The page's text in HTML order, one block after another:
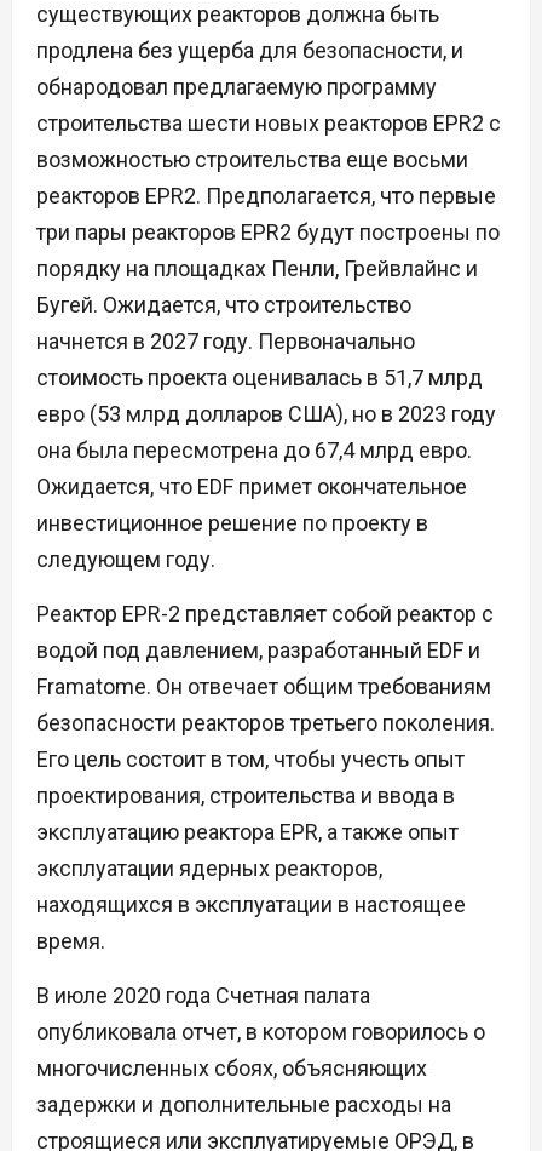
существующих реакторов должна быть
продлена без ущерба для безопасности, и
обнародовал предлагаемую программу
строительства шести новых реакторов EPR2 с
возможностью строительства еще восьми
реакторов EPR2. Предполагается, что первые
три пары реакторов EPR2 будут построены по
порядку на площадках Пенли, Грейвлайнс и
Бугей. Ожидается, что строительство
начнется в 2027 году. Первоначально
стоимость проекта оценивалась в 51,7 млрд
евро (53 млрд долларов США), но в 2023 году
она была пересмотрена до 67,4 млрд евро.
Ожидается, что EDF примет окончательное
инвестиционное решение по проекту в
следующем году.
Реактор EPR-2 представляет собой реактор с
водой под давлением, разработанный EDF и
Framatome. Он отвечает общим требованиям
безопасности реакторов третьего поколения.
Его цель состоит в том, чтобы учесть опыт
проектирования, строительства и ввода в
эксплуатацию реактора EPR, а также опыт
эксплуатации ядерных реакторов,
находящихся в эксплуатации в настоящее
время.
В июле 2020 года Счетная палата
опубликовала отчет, в котором говорилось о
многочисленных сбоях, объясняющих
задержки и дополнительные расходы на
строящиеся или эксплуатируемые ОРЭД, в